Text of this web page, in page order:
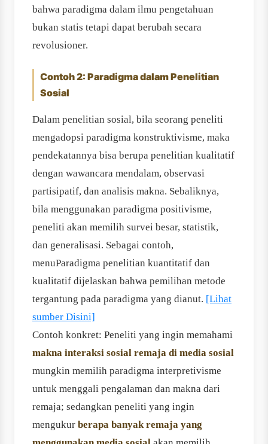
bahwa paradigma dalam ilmu pengetahuan
bukan statis tetapi dapat berubah secara
revolusioner.
Contoh 2: Paradigma dalam Penelitian
Sosial
Dalam penelitian sosial, bila seorang peneliti
mengadopsi paradigma konstruktivisme, maka
pendekatannya bisa berupa penelitian kualitatif
dengan wawancara mendalam, observasi
partisipatif, dan analisis makna. Sebaliknya,
bila menggunakan paradigma positivisme,
peneliti akan memilih survei besar, statistik,
dan generalisasi. Sebagai contoh,
menuParadigma penelitian kuantitatif dan
kualitatif dijelaskan bahwa pemilihan metode
tergantung pada paradigma yang dianut. [Lihat
sumber Disini]
Contoh konkret: Peneliti yang ingin memahami
makna interaksi sosial remaja di media sosial
mungkin memilih paradigma interpretivisme
untuk menggali pengalaman dan makna dari
remaja; sedangkan peneliti yang ingin
mengukur berapa banyak remaja yang